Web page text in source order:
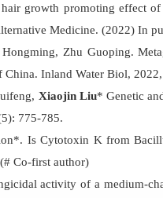
growth promoting effect of
Medicine. (2022) In
Zhu Guoping.
China. Inland Water Biol,
Xiaojin Liu* Genetic
775-785.
Is Cytotoxin K from
Co-first author)
activity of a medium-